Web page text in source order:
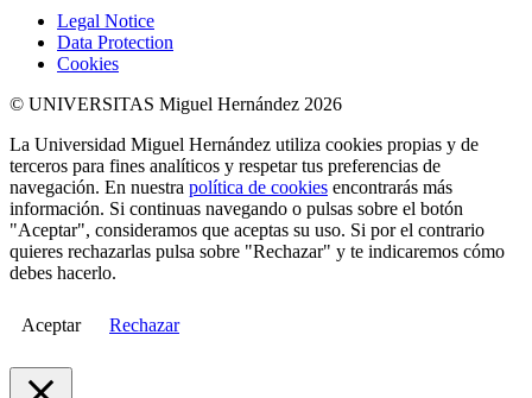
Legal Notice
Data Protection
Cookies
© UNIVERSITAS Miguel Hernández 2026
La Universidad Miguel Hernández utiliza cookies propias y de
terceros para fines analíticos y respetar tus preferencias de
navegación. En nuestra política de cookies encontrarás más
información. Si continuas navegando o pulsas sobre el botón
"Aceptar", consideramos que aceptas su uso. Si por el contrario
quieres rechazarlas pulsa sobre "Rechazar" y te indicaremos cómo
debes hacerlo.
Aceptar Rechazar